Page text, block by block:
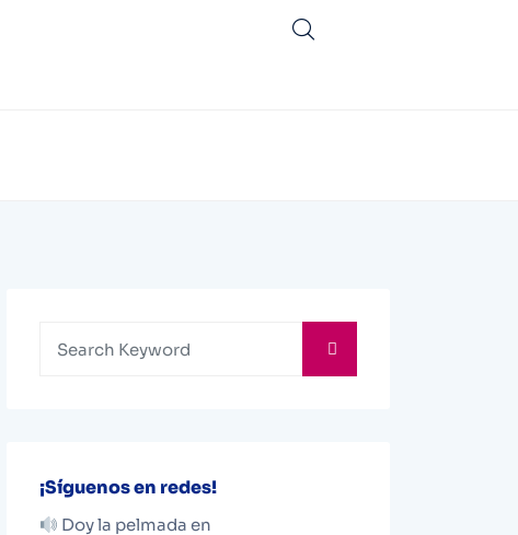
¡Síguenos en redes!
Doy la pelmada en